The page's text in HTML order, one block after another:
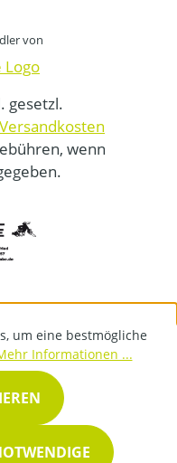
von
gesetzl.
Versandkosten
wenn
um eine bestmögliche
Informationen ...